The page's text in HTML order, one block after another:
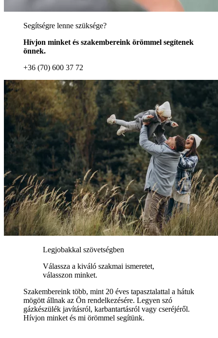
Segítségre lenne szüksége?
Hívjon minket és szakembereink örömmel segítenek
önnek.
+36 (70) 600 37 72
Legjobakkal szövetségben
Válassza a kiváló szakmai ismeretet,
válasszon minket.
Szakembereink több, mint 20 éves tapasztalattal a hátuk
mögött állnak az Ön rendelkezésére. Legyen szó
gázkészülék javításról, karbantartásról vagy cseréjéről.
Hívjon minket és mi örömmel segítünk.